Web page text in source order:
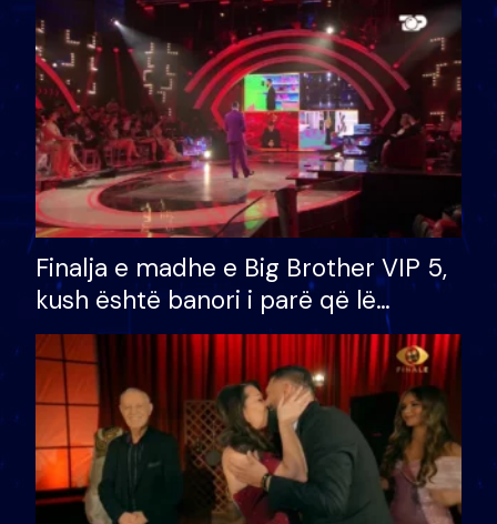
Finalja e madhe e Big Brother VIP 5,
kush është banori i parë që lë
shtëpinë dhe humb mundësinë për
të fituar çmimin e madh